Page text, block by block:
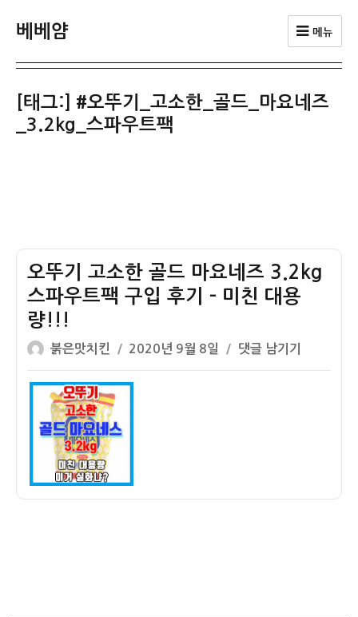
베베얌 메뉴
[태그:] #오뚜기_고소한_골드_마요네즈
_3.2kg_스파우트팩
오뚜기 고소한 골드 마요네즈 3.2kg
스파우트팩 구입 후기 – 미친 대용
량!!!
글
쓴
이
붉은맛치킨
작
성
일
2020년 9월 8일
오
뚜
댓글 남기기